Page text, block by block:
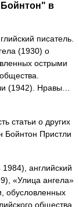
в
писатель.
(1930) о
острыми
(1942). Нравы…
статьи о других
Бойнтон Пристли
английский
«Улица ангела»
обусловленных
общества.